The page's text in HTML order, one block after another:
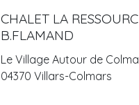
CHALET LA
B.FLAMAND
Le Village Autour de
04370 Villars-Colmars